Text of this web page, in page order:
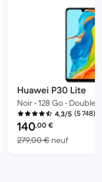
Huawei P30 Lite
Noir • 128 Go • Double
4,3/5 (5 748)
Prix reconditionné :
140,00 €
279,00 € neufcontre